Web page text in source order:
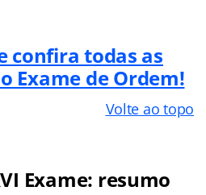
confira todas as
Exame de Ordem!
Volte ao topo
Exame: resumo